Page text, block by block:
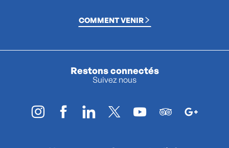
COMMENT VENIR
Restons connectés
Suivez nous